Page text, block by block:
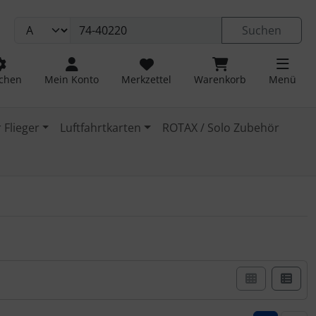
Suchen
Mein Konto Merkzettel Warenkorb Menü
Luftfahrtkarten ROTAX / Solo Zubehör